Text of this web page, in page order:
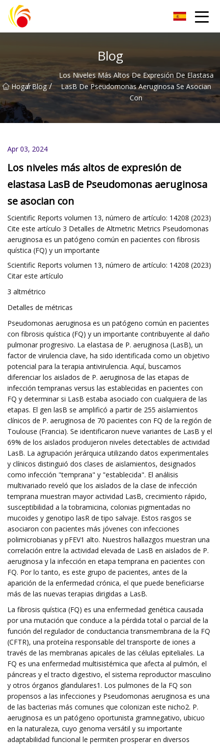
Artículos de laboratorio de plástico Co., Ltd de Wuxi
Blog
Hogar
/ Blog /
Los Niveles Más Altos De Expresión De Elastasa
LasB De Pseudomonas Aeruginosa Se Asocian
Con
Apr 03, 2024
Los niveles más altos de expresión de
elastasa LasB de Pseudomonas aeruginosa
se asocian con
Scientific Reports volumen 13, número de artículo: 14208 (2023)
Cite este artículo 3 Detalles de Altmetric Metrics Pseudomonas
aeruginosa es un patógeno común en pacientes con fibrosis
quística (FQ) y un importante
Scientific Reports volumen 13, número de artículo: 14208 (2023)
Citar este artículo
3 altmétrico
Detalles de métricas
Pseudomonas aeruginosa es un patógeno común en pacientes
con fibrosis quística (FQ) y un importante contribuyente al daño
pulmonar progresivo. La elastasa de P. aeruginosa (LasB), un
factor de virulencia clave, ha sido identificada como un objetivo
potencial para la terapia antivirulencia. Aquí, buscamos
diferenciar los aislados de P. aeruginosa de las etapas de
infección tempranas versus las establecidas en pacientes con
FQ y determinar si LasB estaba asociado con cualquiera de las
etapas. El gen lasB se amplificó a partir de 255 aislamientos
clínicos de P. aeruginosa de 70 pacientes con FQ de la región de
Toulouse (Francia). Se identificaron nueve variantes de LasB y el
69% de los aislados produjeron niveles detectables de actividad
LasB. La agrupación jerárquica utilizando datos experimentales
y clínicos distinguió dos clases de aislamientos, designados
como infección "temprana" y "establecida". El análisis
multivariado reveló que los aislados de la clase de infección
temprana muestran mayor actividad LasB, crecimiento rápido,
susceptibilidad a la tobramicina, colonias pigmentadas no
mucoides y genotipo lasR de tipo salvaje. Estos rasgos se
asociaron con pacientes más jóvenes con infecciones
polimicrobianas y pFEV1 alto. Nuestros hallazgos muestran una
correlación entre la actividad elevada de LasB en aislados de P.
aeruginosa y la infección en etapa temprana en pacientes con
FQ. Por lo tanto, es este grupo de pacientes, antes de la
aparición de la enfermedad crónica, el que puede beneficiarse
más de las nuevas terapias dirigidas a LasB.
La fibrosis quística (FQ) es una enfermedad genética causada
por una mutación que conduce a la pérdida total o parcial de la
función del regulador de conductancia transmembrana de la FQ
(CFTR), una proteína responsable del transporte de iones a
través de las membranas apicales de las células epiteliales. La
FQ es una enfermedad multisistémica que afecta al pulmón, el
páncreas y el tracto digestivo, el sistema reproductor masculino
y otros órganos glandulares1. Los pulmones de la FQ son
propensos a las infecciones y Pseudomonas aeruginosa es una
de las bacterias más comunes que colonizan este nicho2. P.
aeruginosa es un patógeno oportunista gramnegativo, ubicuo
en la naturaleza, cuyo genoma versátil y su importante
adaptabilidad funcional le permiten prosperar en diversos